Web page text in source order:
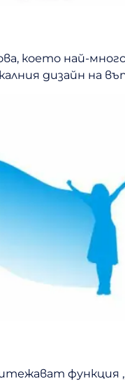
което най-много
дизайн на
функция